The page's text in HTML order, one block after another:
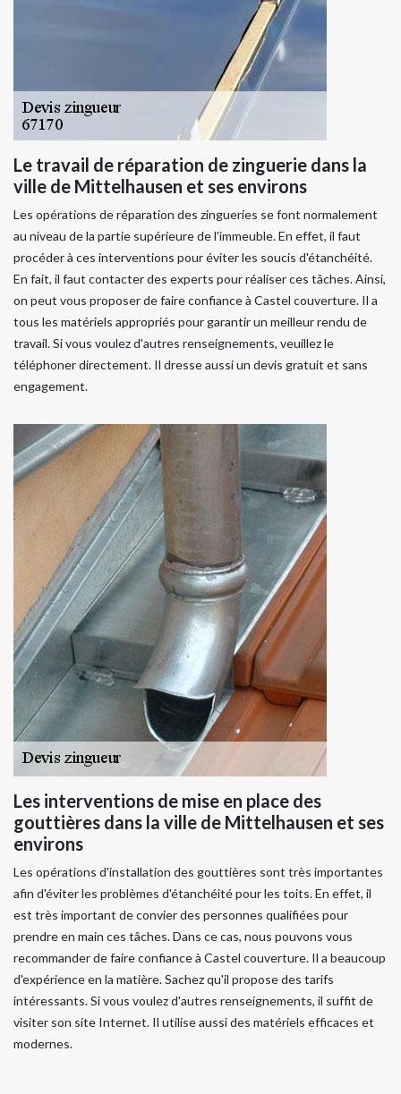
Le travail de réparation de zinguerie dans la
ville de Mittelhausen et ses environs
Les opérations de réparation des zingueries se font normalement
au niveau de la partie supérieure de l'immeuble. En effet, il faut
procéder à ces interventions pour éviter les soucis d'étanchéité.
En fait, il faut contacter des experts pour réaliser ces tâches. Ainsi,
on peut vous proposer de faire confiance à Castel couverture. Il a
tous les matériels appropriés pour garantir un meilleur rendu de
travail. Si vous voulez d'autres renseignements, veuillez le
téléphoner directement. Il dresse aussi un devis gratuit et sans
engagement.
Les interventions de mise en place des
gouttières dans la ville de Mittelhausen et ses
environs
Les opérations d'installation des gouttières sont très importantes
afin d'éviter les problèmes d'étanchéité pour les toits. En effet, il
est très important de convier des personnes qualifiées pour
prendre en main ces tâches. Dans ce cas, nous pouvons vous
recommander de faire confiance à Castel couverture. Il a beaucoup
d'expérience en la matière. Sachez qu'il propose des tarifs
intéressants. Si vous voulez d'autres renseignements, il suffit de
visiter son site Internet. Il utilise aussi des matériels efficaces et
modernes.